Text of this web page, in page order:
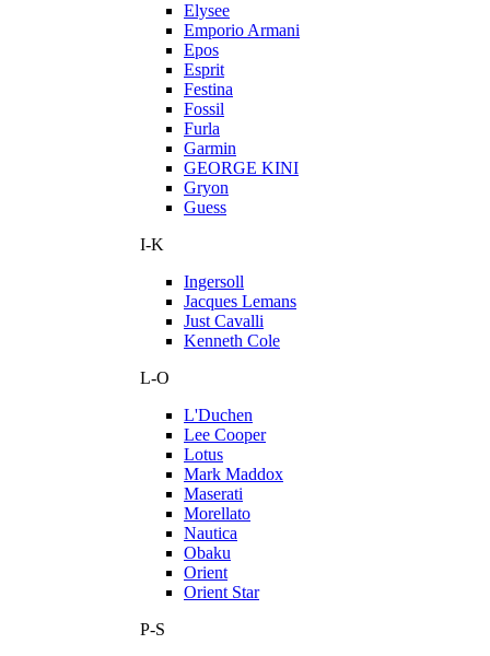
Elysee
Emporio Armani
Epos
Esprit
Festina
Fossil
Furla
Garmin
GEORGE KINI
Gryon
Guess
I-K
Ingersoll
Jacques Lemans
Just Cavalli
Kenneth Cole
L-O
L'Duchen
Lee Cooper
Lotus
Mark Maddox
Maserati
Morellato
Nautica
Obaku
Orient
Orient Star
P-S